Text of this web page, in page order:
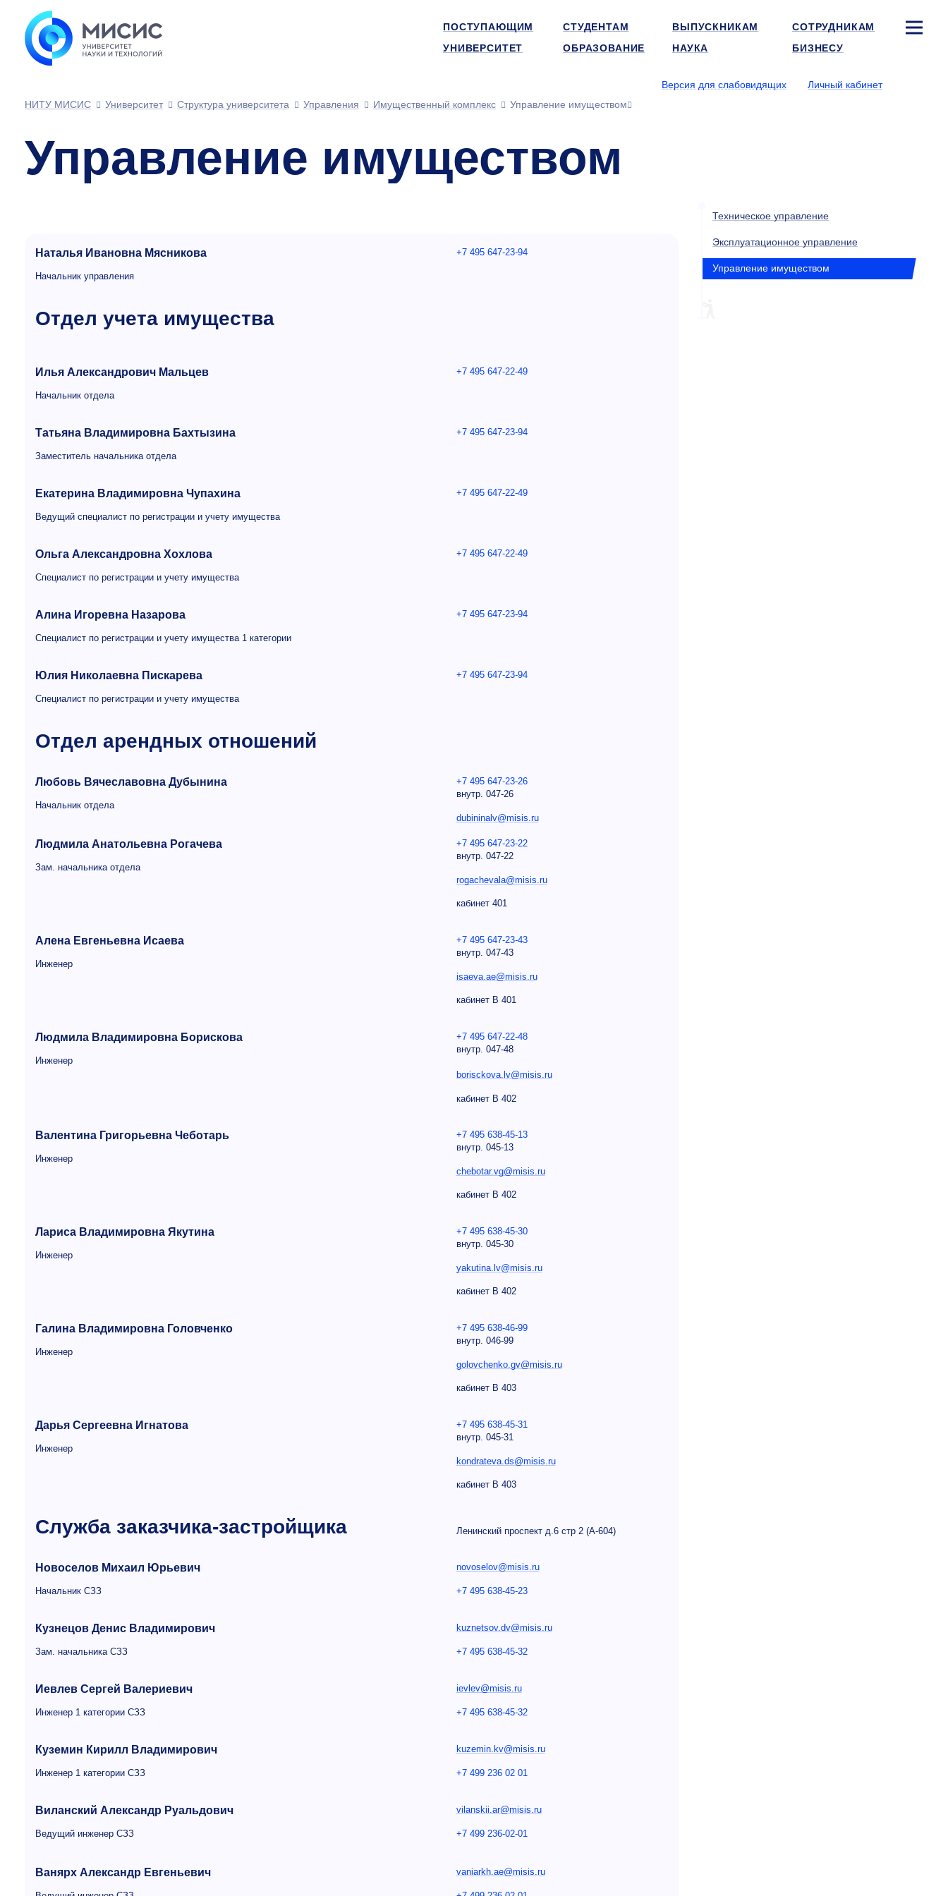
ПОСТУПАЮЩИМ СТУДЕНТАМ ВЫПУСКНИКАМ
СОТРУДНИКАМ
УНИВЕРСИТЕТ
ОБРАЗОВАНИЕ НАУКА БИЗНЕСУ
Версия для слабовидящих
Личный кабинет
НИТУ МИСИС
Университет Структура университета Управления Имущественный комплекс Управление имуществом
Управление имуществом
Наталья Ивановна Мясникова
Начальник управления
+7 495 647-23-94
Отдел учета имущества
Илья Александрович Мальцев
Начальник отдела
+7 495 647-22-49
Татьяна Владимировна Бахтызина
Заместитель начальника отдела
+7 495 647-23-94
Екатерина Владимировна Чупахина
Ведущий специалист по регистрации и учету имущества
+7 495 647-22-49
Ольга Александровна Хохлова
Специалист по регистрации и учету имущества
+7 495 647-22-49
Алина Игоревна Назарова
Специалист по регистрации и учету имущества 1 категории
+7 495 647-23-94
Юлия Николаевна Пискарева
Специалист по регистрации и учету имущества
+7 495 647-23-94
Отдел арендных отношений
Любовь Вячеславовна Дубынина
Начальник отдела
+7 495 647-23-26
внутр. 047-26
dubininalv@misis.ru
Людмила Анатольевна Рогачева
Зам. начальника отдела
+7 495 647-23-22
внутр. 047-22
rogachevala@misis.ru
кабинет 401
Алена Евгеньевна Исаева
Инженер
+7 495 647-23-43
внутр. 047-43
isaeva.ae@misis.ru
кабинет В 401
Людмила Владимировна Борискова
Инженер
+7 495 647-22-48
внутр. 047-48
borisckova.lv@misis.ru
кабинет В 402
Валентина Григорьевна Чеботарь
Инженер
+7 495 638-45-13
внутр. 045-13
chebotar.vg@misis.ru
кабинет В 402
Лариса Владимировна Якутина
Инженер
+7 495 638-45-30
внутр. 045-30
yakutina.lv@misis.ru
кабинет В 402
Галина Владимировна Головченко
Инженер
+7 495 638-46-99
внутр. 046-99
golovchenko.gv@misis.ru
кабинет В 403
Дарья Сергеевна Игнатова
Инженер
+7 495 638-45-31
внутр. 045-31
kondrateva.ds@misis.ru
кабинет В 403
Служба заказчика-застройщика Ленинский проспект д.6 стр 2 (А-604)
Новоселов Михаил Юрьевич
Начальник СЗЗ
novoselov@misis.ru
+7 495 638-45-23
Кузнецов Денис Владимирович
Зам. начальника СЗЗ
kuznetsov.dv@misis.ru
+7 495 638-45-32
Иевлев Сергей Валериевич
Инженер 1 категории СЗЗ
ievlev@misis.ru
+7 495 638-45-32
Куземин Кирилл Владимирович
Инженер 1 категории СЗЗ
kuzemin.kv@misis.ru
+7 499 236 02 01
Виланский Александр Руальдович
Ведущий инженер СЗЗ
vilanskii.ar@misis.ru
+7 499 236-02-01
Ванярх Александр Евгеньевич vaniarkh.ae@misis.ru
Техническое управление
Эксплуатационное управление
Управление имуществом